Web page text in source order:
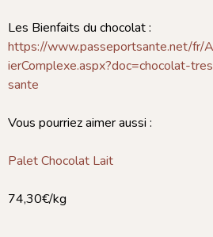
Les Bienfaits du chocolat :
https://www.passeportsante.net/fr/
ierComplexe.aspx?doc=chocolat-
sante
Vous pourriez aimer aussi :
Palet Chocolat Lait
74,30€/kg